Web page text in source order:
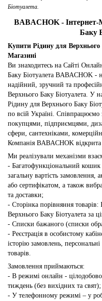
Біотуалета.
BABACHOK - Інтернет-
Баку
Купити Рідину для Верхнього
Магазині
Ви знаходитесь на Сайті
Баку Біотуалета BABACHOK -
надійний, зручний та
Верхнього Баку Біотуалета. У
Рідину для Верхнього Баку
по всій Україні.
покупцями, підприємцями,
сфери, сантехніками,
Компанія BABACHOK відкрита
Ми реалізували механізми
- Багатофункціональний
загальну вартість
або сертифікатом, а також
та доставки;
- Сторінка порівняння
Верхнього Баку Біотуалета за
- Списки бажаного (списки
- Реєстрація в особистому
історію замовлень,
товарів.
Замовлення приймаються:
- В режимі онлайн -
тиждень (без вихідних та свят);
- У телефонному режимі – у